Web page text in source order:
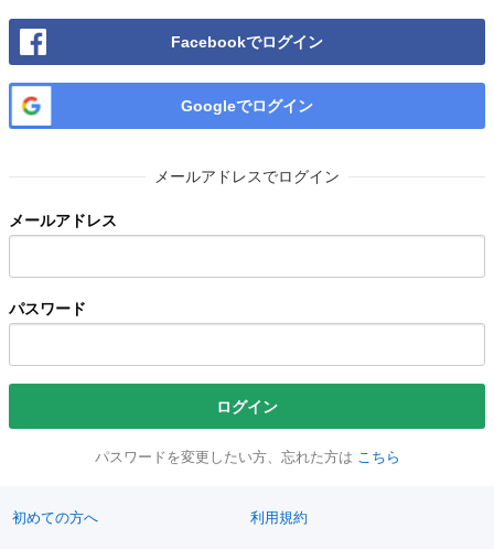
Facebookでログイン
Googleでログイン
メールアドレスでログイン
メールアドレス
パスワード
ログイン
パスワードを変更したい方、忘れた方は こちら
初めての方へ 利用規約